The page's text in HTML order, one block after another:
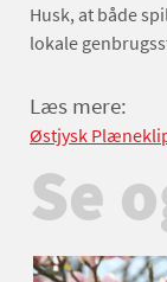
Husk, at både
lokale
Læs mere:
Østjysk
Se